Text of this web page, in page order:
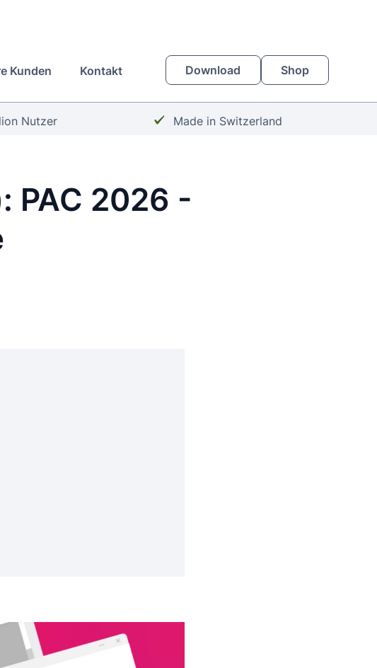
Kunden Kontakt Download Shop
Nutzer Häkchen:
Made in Switzerland
PAC 2026 -